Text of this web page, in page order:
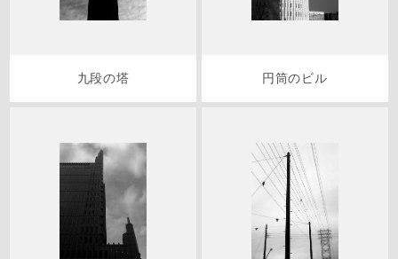
九段の塔 円筒のビル